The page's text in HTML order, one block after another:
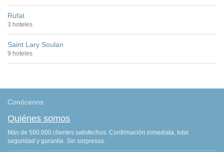
Rufat
3 hoteles
Saint Lary Soulan
9 hoteles
Conócenos
Quiénes somos
Más de 500.000 clientes satisfechos. Confirmación inmediata, total
seguridad y garantía. Sin sorpresas.